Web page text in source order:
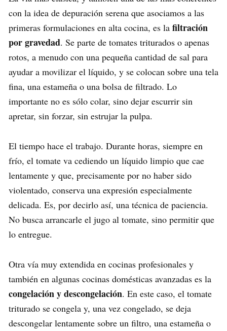
con la idea de depuración serena que asociamos a las
primeras formulaciones en alta cocina, es la filtración
por gravedad. Se parte de tomates triturados o apenas
rotos, a menudo con una pequeña cantidad de sal para
ayudar a movilizar el líquido, y se colocan sobre una tela
fina, una estameña o una bolsa de filtrado. Lo
importante no es sólo colar, sino dejar escurrir sin
apretar, sin forzar, sin estrujar la pulpa.
El tiempo hace el trabajo. Durante horas, siempre en
frío, el tomate va cediendo un líquido limpio que cae
lentamente y que, precisamente por no haber sido
violentado, conserva una expresión especialmente
delicada. Es, por decirlo así, una técnica de paciencia.
No busca arrancarle el jugo al tomate, sino permitir que
lo entregue.
Otra vía muy extendida en cocinas profesionales y
también en algunas cocinas domésticas avanzadas es la
congelación y descongelación. En este caso, el tomate
triturado se congela y, una vez congelado, se deja
descongelar lentamente sobre un filtro, una estameña o